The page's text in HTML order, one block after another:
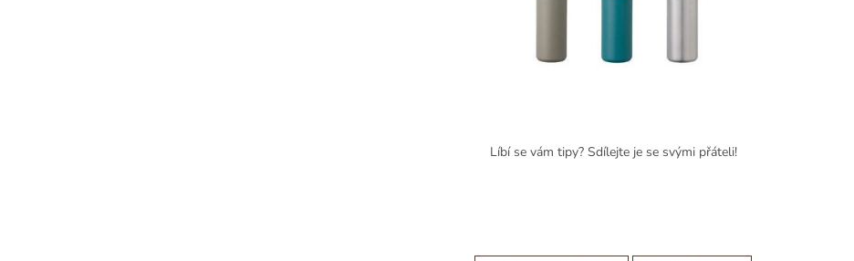
Líbí se vám tipy? Sdílejte je se svými přáteli!